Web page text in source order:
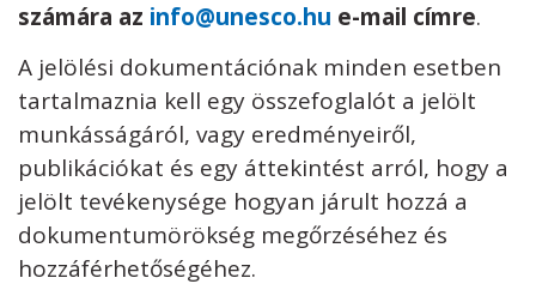
számára az info@unesco.hu e-mail címre.
A jelölési dokumentációnak minden esetben
tartalmaznia kell egy összefoglalót a jelölt
munkásságáról, vagy eredményeiről,
publikációkat és egy áttekintést arról, hogy a
jelölt tevékenysége hogyan járult hozzá a
dokumentumörökség megőrzéséhez és
hozzáférhetőségéhez.